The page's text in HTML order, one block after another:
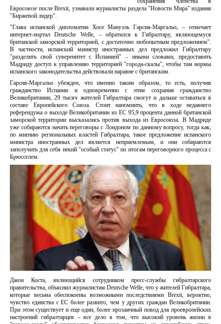
Евросоюзе после Brexit, узнавали журналисты раздела "Новости Мира" издания
"Биржевой лидер".
"Глава испанской дипломатии Хосе Мануэль Гарсия-Маргальо, – отмечает
интернет-портал Deutsche Welle, – обратился к Гибралтару, являющемуся
британской заморской территорией, с достаточно любопытным предложением".
В частности, испанский министр иностранных дел предложил Гибралтару
"разделить свой суверенитет с Испанией" – иными словами, предоставить
Мадриду доступ к управлению территорией "города-скалы", чтобы там нормы
испанского законодательства действовали наравне с британским.
Гарсия-Маргальо убежден, что именно таким образом, то есть, получив
гражданство Испании и одновременно с этим сохранив гражданство
Великобритании, 29 тысяч жителей Гибралтара смогут и дальше оставаться в
составе Европейского Союза. Стоит напомнить, что в ходе недавнего
референдума о выходе Великобритании из ЕС 95,9 процента данной британской
заморской территории высказались против выхода из Евросоюза. В Мадриде
уже собираются начать переговоры с Лондоном по данному вопросу, тогда как,
по мнению региональных властей Гибралтара, такое предложение испанского
министра иностранных дел является неприемлемым, и они собираются
заполучить для себя некий "особый статус" по итогам переговорного процесса с
Брюсселем.
Джон Коста, являющийся сотрудником пресс-службы гибралтарского
правительства, объяснил журналистам Deutsche Welle, что у жителей Гибралтара,
которые весьма обеспокоены возможными последствиями Brexit, вероятно,
чувство единства с ЕС более развито, чем у других граждан Великобритании.
При этом существует и еще один, более прозаичный повод для проевропейских
настроений гибралтарцев – все дело в том, что высокий уровень жизни в